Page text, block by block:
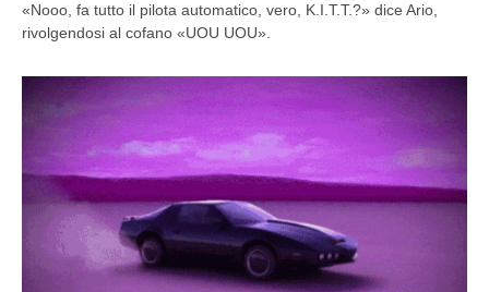
«Nooo, fa tutto il pilota automatico, vero, K.I.T.T.?» dice Ario,
rivolgendosi al cofano «UOU UOU».